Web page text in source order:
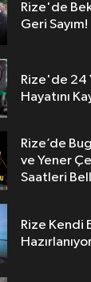
Rize'de
Geri
Rize'de 24
Hayatını
Rize’de
ve Yener
Saatleri
Rize Kendi